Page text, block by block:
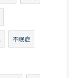
不眠症